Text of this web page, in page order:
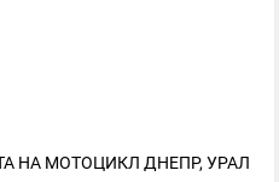
НА МОТОЦИКЛ ДНЕПР, УРАЛ